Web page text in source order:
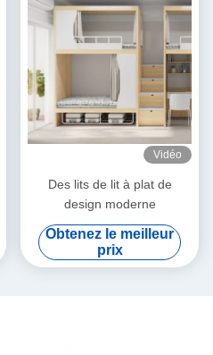
Vidéo
Des lits de lit à plat de
design moderne
Obtenez le meilleur
prix